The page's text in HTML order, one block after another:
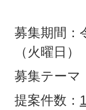
募集期間：
（火曜日）
募集テーマ
提案件数：